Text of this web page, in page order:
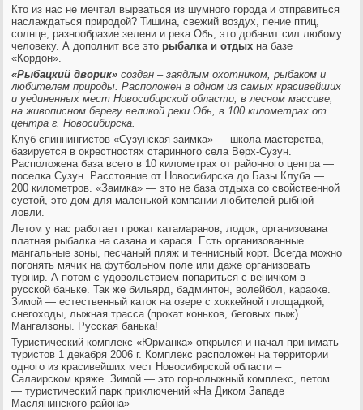
Кто из нас не мечтал вырваться из шумного города и отправиться
наслаждаться природой? Тишина, свежий воздух, пение птиц,
солнце, разнообразие зелени и река Обь, это добавит сил любому
человеку. А дополнит все это рыбалка и отдых на базе
«Кордон».
«Рыбацкий дворик» создан – заядлым охотником, рыбаком и
любителем природы. Расположен в одном из самых красивейших
и уединенных мест Новосибирской области, в лесном массиве,
на живописном берегу великой реки Обь, в 100 километрах от
центра г. Новосибирска.
Клуб спиннингистов «Сузунская заимка» — школа мастерства,
базируется в окрестностях старинного села Верх-Сузун.
Расположена база всего в 10 километрах от районного центра —
поселка Сузун. Расстояние от Новосибирска до Базы Клуба —
200 километров. «Заимка» — это не база отдыха со свойственной
суетой, это дом для маленькой компании любителей рыбной
ловли.
Летом у нас работает прокат катамаранов, лодок, организована
платная рыбалка на сазана и карася. Есть организованные
мангальные зоны, песчаный пляж и теннисный корт. Всегда можно
погонять мячик на футбольном поле или даже организовать
турнир. А потом с удовольствием попариться с веничком в
русской баньке. Так же бильярд, бадминтон, волейбол, караоке.
Зимой — естественный каток на озере с хоккейной площадкой,
снегоходы, лыжная трасса (прокат коньков, беговых лыж).
Мангалзоны. Русская банька!
Туристический комплекс «Юрманка» открылся и начал принимать
туристов 1 декабря 2006 г. Комплекс расположен на территории
одного из красивейших мест Новосибирской области –
Салаирском кряже. Зимой — это горнолыжный комплекс, летом
— туристический парк приключений «На Диком Западе
Маслянинского района»